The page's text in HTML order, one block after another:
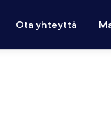
Ota yhteyttä